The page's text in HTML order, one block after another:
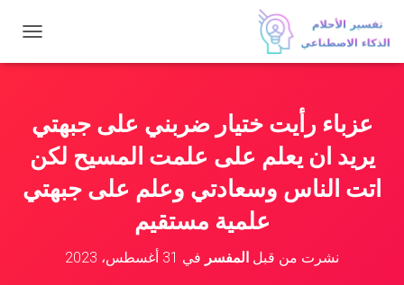
ب
ا
ت
ق
عزباء رأيت ختيار ضربني على جبهتي
يريد ان يعلم على علمت المسيح لكن
اتت الناس وسعادتي وعلم على جبهتي
علمية مستقيم
نشرت من قبل المفسر في 31 أغسطس، 2023